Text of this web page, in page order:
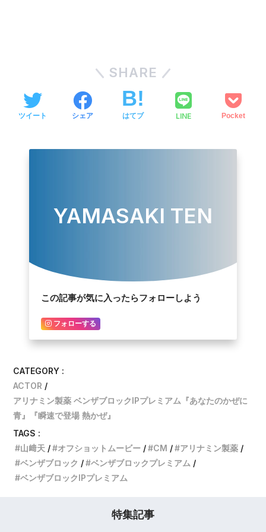
SHARE
ツイート シェア はてブ LINE Pocket
YAMASAKI TEN
この記事が気に入ったらフォローしよう
フォローする
CATEGORY :
ACTOR
アリナミン製薬 ベンザブロックIPプレミアム『あなたのかぜに
青』『瞬速で登場 熱かぜ』
TAGS :
山﨑天
オフショットムービー CM
アリナミン製薬
ベンザブロック
ベンザブロックプレミアム
ベンザブロックIPプレミアム
特集記事